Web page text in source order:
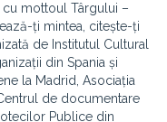
mottoul Târgului –
ți mintea, citește-ți
de Institutul Cultural
din Spania și
la Madrid, Asociația
de documentare
Publice din